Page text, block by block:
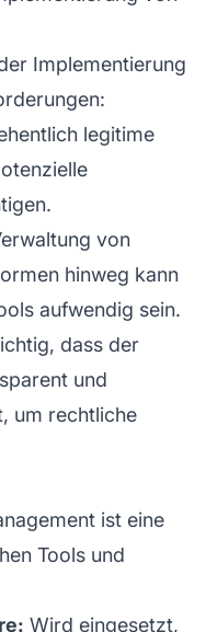
Implementierung
legitime
von
hinweg kann
aufwendig sein.
dass der
und
um rechtliche
ist eine
Tools und
Wird eingesetzt,